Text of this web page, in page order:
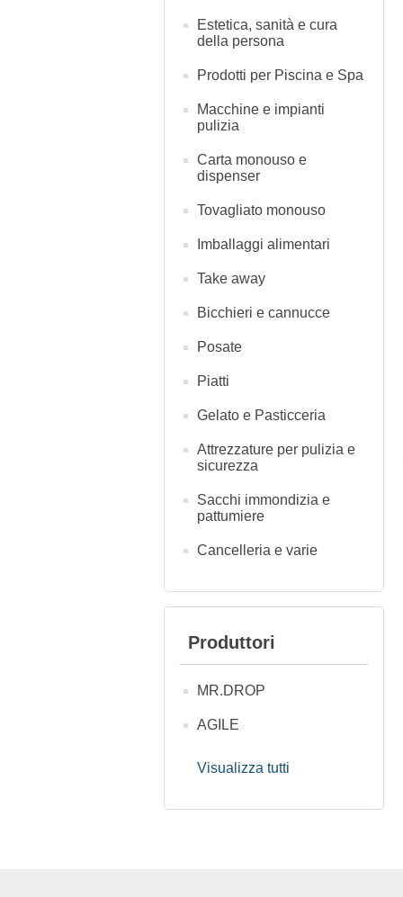
Estetica, sanità e cura
della persona
Prodotti per Piscina e Spa
Macchine e impianti
pulizia
Carta monouso e
dispenser
Tovagliato monouso
Imballaggi alimentari
Take away
Bicchieri e cannucce
Posate
Piatti
Gelato e Pasticceria
Attrezzature per pulizia e
sicurezza
Sacchi immondizia e
pattumiere
Cancelleria e varie
Produttori
MR.DROP
AGILE
Visualizza tutti